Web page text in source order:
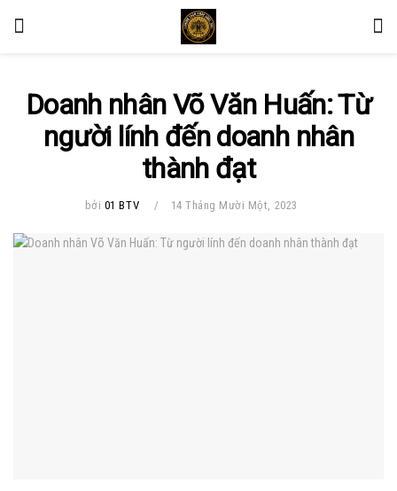
Doanh nhân Võ Văn Huấn: Từ
người lính đến doanh nhân
thành đạt
bởi 01 BTV 14 Tháng Mười Một, 2023